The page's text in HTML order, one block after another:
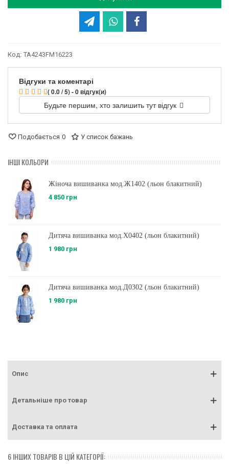
Код: TA4243FM16223
Відгуки та коментарі
( 0.0 / 5) - 0 відгук(и)
Будьте першим, хто залишить тут відгук
Подобається 0 У список бажань
ІНШІ КОЛЬОРИ
Жіноча вишиванка мод.Ж1402 (льон блакитний)
4 850 грн
Дитяча вишиванка мод.Х0402 (льон блакитний)
1 980 грн
Дитяча вишиванка мод.Д0302 (льон блакитний)
1 980 грн
Опис
Детальніше про товар
Доставка та оплата
6 ІНШИХ ТОВАРІВ В ЦІЙ КАТЕГОРІЇ: